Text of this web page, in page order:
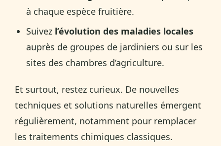
à chaque espèce fruitière.
Suivez l’évolution des maladies locales
auprès de groupes de jardiniers ou sur les
sites des chambres d’agriculture.
Et surtout, restez curieux. De nouvelles
techniques et solutions naturelles émergent
régulièrement, notamment pour remplacer
les traitements chimiques classiques.